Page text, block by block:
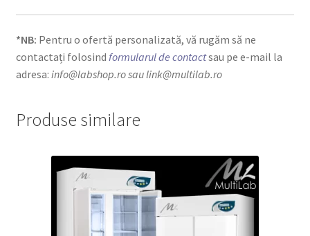
*NB: Pentru o ofertă personalizată, vă rugăm să ne
contactați folosind formularul de contactsau pe e-mail la
adresa: info@labshop.rosau link@multilab.ro
Produse similare